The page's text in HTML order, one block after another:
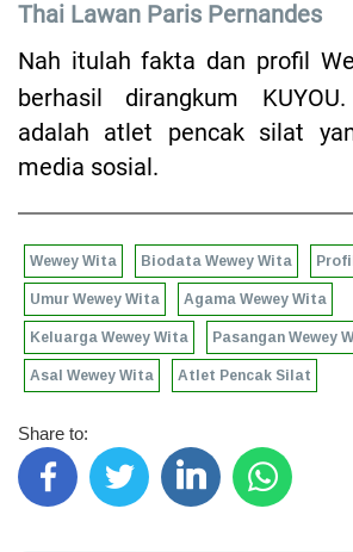
Thai Lawan Paris Pernandes
Nah itulah fakta dan profil
berhasil dirangkum
adalah atlet pencak silat
media sosial.
Wewey Wita Biodata Wewey Wita
Umur Wewey Wita Agama Wewey Wita
Keluarga Wewey Wita Pasangan Wewey
Asal Wewey Wita Atlet Pencak Silat
Share to: